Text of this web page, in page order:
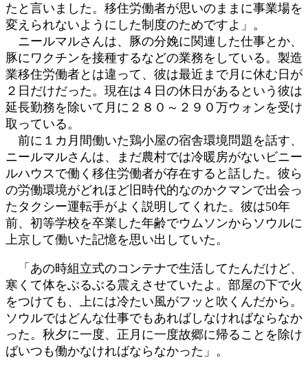
たと言いました。移住労働者が思いのままに事業場を
変えられないようにした制度のためですよ」。
ニールマルさんは、豚の分娩に関連した仕事とか、
豚にワクチンを接種するなどの業務をしている。製造
業移住労働者とは違って、彼は最近まで月に休む日が
２日だけだった。現在は４日の休日があるという彼は
延長勤務を除いて月に２８０～２９０万ウォンを受け
取っている。
前に１カ月間働いた鶏小屋の宿舎環境問題を話す、
ニールマルさんは、まだ農村では冷暖房がないビニー
ルハウスで働く移住労働者が存在すると話した。彼ら
の労働環境がどれほど旧時代的なのかクマンで出会っ
たタクシー運転手がよく説明してくれた。彼は50年
前、初等学校を卒業した年齢でウムソンからソウルに
上京して働いた記憶を思い出していた。
「あの時組立式のコンテナで生活してたんだけど、
寒くて体をぶるぶる震えさせていたよ。部屋の下で火
をつけても、上には冷たい風がフッと吹くんだから。
ソウルではどんな仕事でもあればしなければならなか
った。秋夕に一度、正月に一度故郷に帰ることを除け
ばいつも働かなければならなかった」。